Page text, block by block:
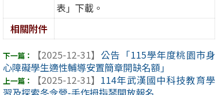
表」下載。
相關附件
【2025-12-31】 公告「115學年度桃園市身
心障礙學生適性輔導安置簡章開缺名額」
【2025-12-31】 114年武漢國中科技教育學